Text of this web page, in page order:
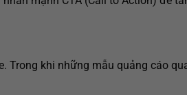
Trong khi những mẫu quảng cáo